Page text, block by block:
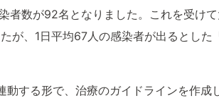
者数が92名となりました。これを受け
が、1日平均67人の感染者が出るとし
する形で、治療のガイドラインを作成